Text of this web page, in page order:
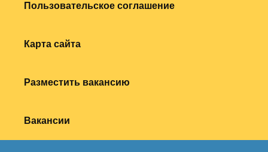
Пользовательское соглашение
Карта сайта
Разместить вакансию
Вакансии